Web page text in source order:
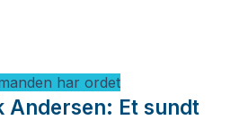
har ordet
Andersen: Et sundt